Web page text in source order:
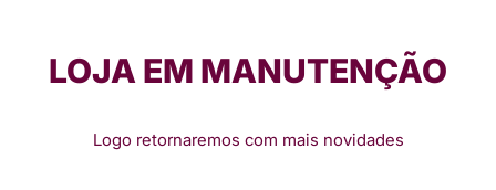
LOJA EM MANUTENÇÃO
Logo retornaremos com mais novidades